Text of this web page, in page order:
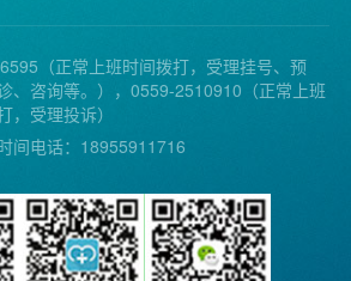
（正常上班时间拨打，受理挂号、预
、咨询等。），0559-2510910（正常上班
，受理投诉）
间电话：18955911716